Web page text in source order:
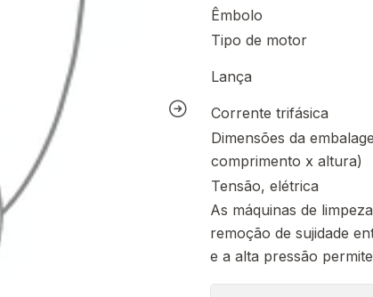
Êmbolo
Tipo de motor
Lança
Corrente trifásica
Dimensões da
comprimento x altura)
Tensão, elétrica
As máquinas de
remoção de sujidade
e a alta pressão